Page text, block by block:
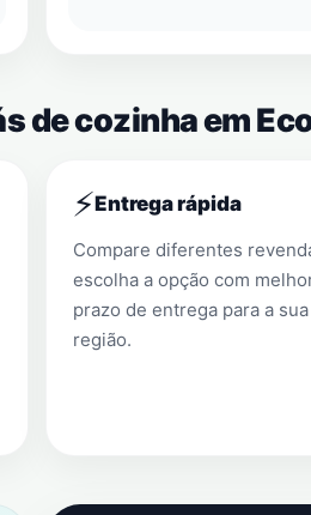
de cozinha em
⚡Entrega rápida
Compare diferentes
escolha a opção com
prazo de entrega para a sua
região.